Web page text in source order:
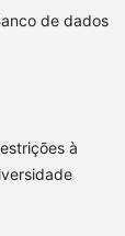
de dados
à